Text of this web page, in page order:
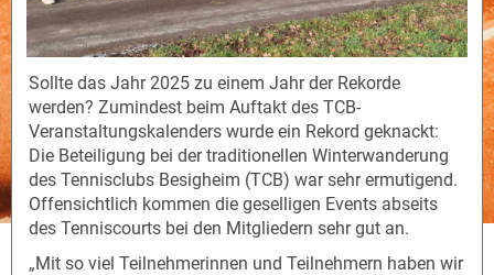
Sollte das Jahr 2025 zu einem Jahr der Rekorde
werden? Zumindest beim Auftakt des TCB-
Veranstaltungskalenders wurde ein Rekord geknackt:
Die Beteiligung bei der traditionellen Winterwanderung
des Tennisclubs Besigheim (TCB) war sehr ermutigend.
Offensichtlich kommen die geselligen Events abseits
des Tenniscourts bei den Mitgliedern sehr gut an.
„Mit so viel Teilnehmerinnen und Teilnehmern haben wir